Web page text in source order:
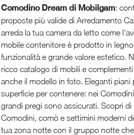
Comodino Dream di Mobilgam:
proposte più valide di Arredamento
arreda la tua camera da letto come
mobile contenitore è prodotto in
funzionalità e grande valore estetico.
ricco catalogo di mobili e
anche il modello in foto. Eleganti
superficie per contenere: nei
grandi pregi sono assicurati. Scopri
Comodini, comò e settimini moderni
tua zona notte con il gruppo notte